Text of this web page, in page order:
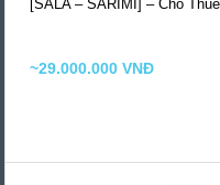
~29.000.000 VNĐ